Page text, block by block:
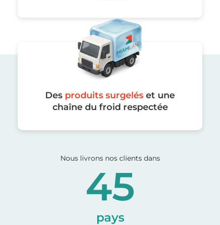
Des produits surgelés et une
chaîne du froid respectée
Nous livrons nos clients dans
45
pays